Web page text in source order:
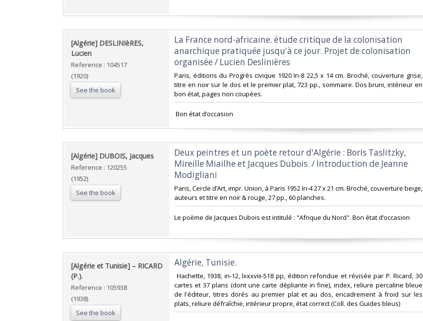
‎[Algérie] DESLINIèRES,
Lucien‎
Reference : 104517
(1920)
See the book
‎La France nord-africaine. étude critique de la colonisation
anarchique pratiquée jusqu'à ce jour. Projet de colonisation
organisée / Lucien Deslinières‎
‎Paris, éditions du Progrès civique 1920 In-8 22,5 x 14 cm. Broché, couverture grise,
titre en noir sur le dos et le premier plat, 723 pp., sommaire. Dos bruni, intérieur en
bon état, pages non coupées.‎
‎ Bon état d’occasion ‎
‎[Algérie] DUBOIS, Jacques‎
Reference : 120255
(1952)
See the book
‎Deux peintres et un poète retour d'Algérie : Boris Taslitzky,
Mireille Miailhe et Jacques Dubois. / Introduction de Jeanne
Modigliani‎
‎Paris, Cercle d’Art, impr. Union, à Paris 1952 In-4 27 x 21 cm. Broché, couverture beige,
auteurs et titre en noir & rouge, 27 pp., 60 planches.‎
‎Le poème de Jacques Dubois est intitulé : "Afrique du Nord". Bon état d’occasion ‎
‎[Algérie et Tunisie] – RICARD
(P.).‎
Reference : 105938
(1938)
See the book
‎Algérie, Tunisie.‎
‎ Hachette, 1938, in-12, lxxxviii-518 pp, édition refondue et révisée par P. Ricard, 30
cartes et 37 plans (dont une carte dépliante in fine), index, reliure percaline bleue
de l'éditeur, titres dorés au premier plat et au dos, encadrement à froid sur les
plats, reliure défraîchie, intérieur propre, état correct (Coll. des Guides bleus)‎